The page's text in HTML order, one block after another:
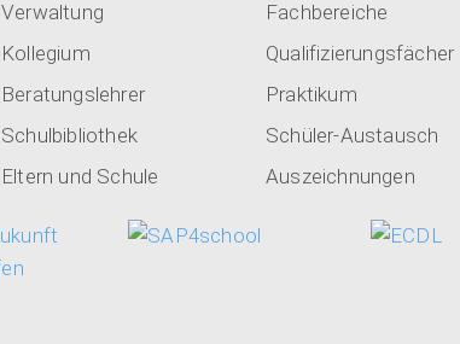
Verwaltung
Kollegium
Beratungslehrer
Schulbibliothek
Eltern und Schule
Fachbereiche
Qualifizierungsfächer
Praktikum
Schüler-Austausch
Auszeichnungen